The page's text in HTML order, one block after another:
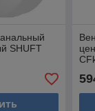
SHUFT